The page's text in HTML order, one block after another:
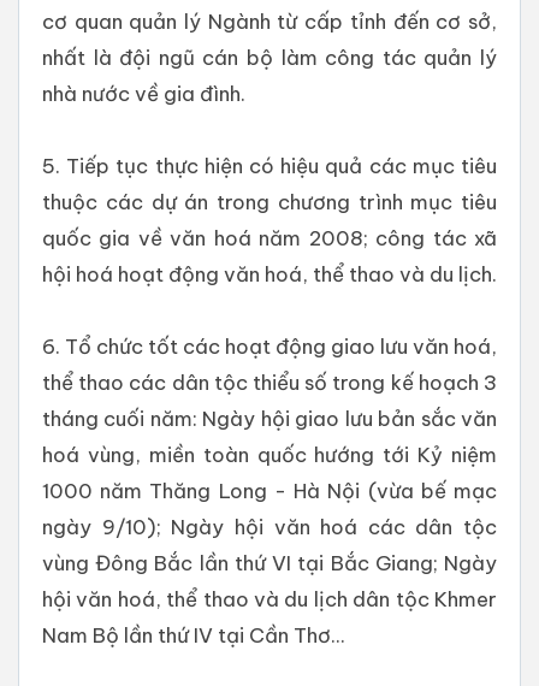
cơ quan quản lý Ngành từ cấp tỉnh đến cơ sở,
nhất là đội ngũ cán bộ làm công tác quản lý
nhà nước về gia đình.
5. Tiếp tục thực hiện có hiệu quả các mục tiêu
thuộc các dự án trong chương trình mục tiêu
quốc gia về văn hoá năm 2008; công tác xã
hội hoá hoạt động văn hoá, thể thao và du lịch.
6. Tổ chức tốt các hoạt động giao lưu văn hoá,
thể thao các dân tộc thiểu số trong kế hoạch 3
tháng cuối năm: Ngày hội giao lưu bản sắc văn
hoá vùng, miền toàn quốc hướng tới Kỷ niệm
1000 năm Thăng Long - Hà Nội (vừa bế mạc
ngày 9/10); Ngày hội văn hoá các dân tộc
vùng Đông Bắc lần thứ VI tại Bắc Giang; Ngày
hội văn hoá, thể thao và du lịch dân tộc Khmer
Nam Bộ lần thứ IV tại Cần Thơ...